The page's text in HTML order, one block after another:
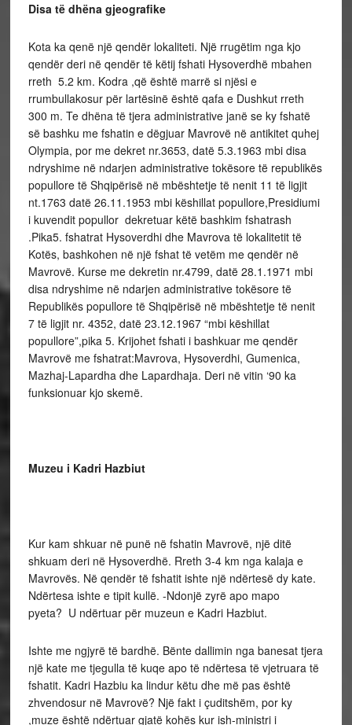
Disa të dhëna gjeografike
Kota ka qenë një qendër lokaliteti. Një rrugëtim nga kjo
qendër deri në qendër të këtij fshati Hysoverdhë mbahen
rreth 5.2 km. Kodra ,që është marrë si njësi e
rrumbullakosur për lartësinë është qafa e Dushkut rreth
300 m. Te dhëna të tjera administrative janë se ky fshatë
së bashku me fshatin e dëgjuar Mavrovë në antikitet quhej
Olympia, por me dekret nr.3653, datë 5.3.1963 mbi disa
ndryshime në ndarjen administrative tokësore të republikës
popullore të Shqipërisë në mbështetje të nenit 11 të ligjit
nt.1763 datë 26.11.1953 mbi këshillat popullore,Presidiumi
i kuvendit popullor dekretuar këtë bashkim fshatrash
.Pika5. fshatrat Hysoverdhi dhe Mavrova të lokalitetit të
Kotës, bashkohen në një fshat të vetëm me qendër në
Mavrovë. Kurse me dekretin nr.4799, datë 28.1.1971 mbi
disa ndryshime në ndarjen administrative tokësore të
Republikës popullore të Shqipërisë në mbështetje të nenit
7 të ligjit nr. 4352, datë 23.12.1967 “mbi këshillat
popullore”,pika 5. Krijohet fshati i bashkuar me qendër
Mavrovë me fshatrat:Mavrova, Hysoverdhi, Gumenica,
Mazhaj-Lapardha dhe Lapardhaja. Deri në vitin ‘90 ka
funksionuar kjo skemë.
Muzeu i Kadri Hazbiut
Kur kam shkuar në punë në fshatin Mavrovë, një ditë
shkuam deri në Hysoverdhë. Rreth 3-4 km nga kalaja e
Mavrovës. Në qendër të fshatit ishte një ndërtesë dy kate.
Ndërtesa ishte e tipit kullë. -Ndonjë zyrë apo mapo
pyeta? U ndërtuar për muzeun e Kadri Hazbiut.
Ishte me ngjyrë të bardhë. Bënte dallimin nga banesat tjera
një kate me tjegulla të kuqe apo të ndërtesa të vjetruara të
fshatit. Kadri Hazbiu ka lindur këtu dhe më pas është
zhvendosur në Mavrovë? Një fakt i çuditshëm, por ky
,muze është ndërtuar gjatë kohës kur ish-ministri i